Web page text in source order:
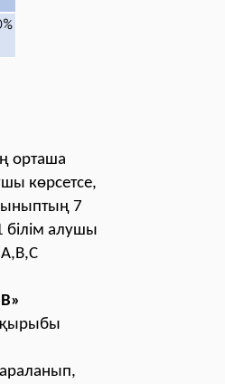
орташа
көрсетсе,
7
білім алушы
А,В,С